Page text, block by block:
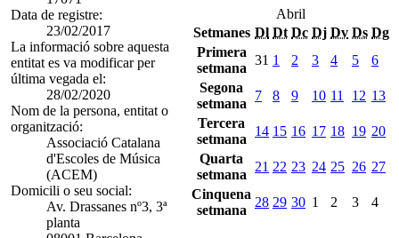
Data de registre:
23/02/2017
La informació sobre aquesta
entitat es va modificar per
última vegada el:
28/02/2020
Nom de la persona, entitat o
organització:
Associació Catalana
d'Escoles de Música
(ACEM)
Domicili o seu social:
Av. Drassanes nº3, 3ª
planta
Abril
Setmanes Dl Dt Dc Dj Dv Ds Dg
Primera
setmana
31 1 2 3 4 5
6
Segona
setmana
7 8 9 10 11 12 13
Tercera
setmana
14 15 16 17 18 19 20
Quarta
setmana
21 22 23 24 25 26 27
Cinquena
setmana
28 29 30 1 2 3 4